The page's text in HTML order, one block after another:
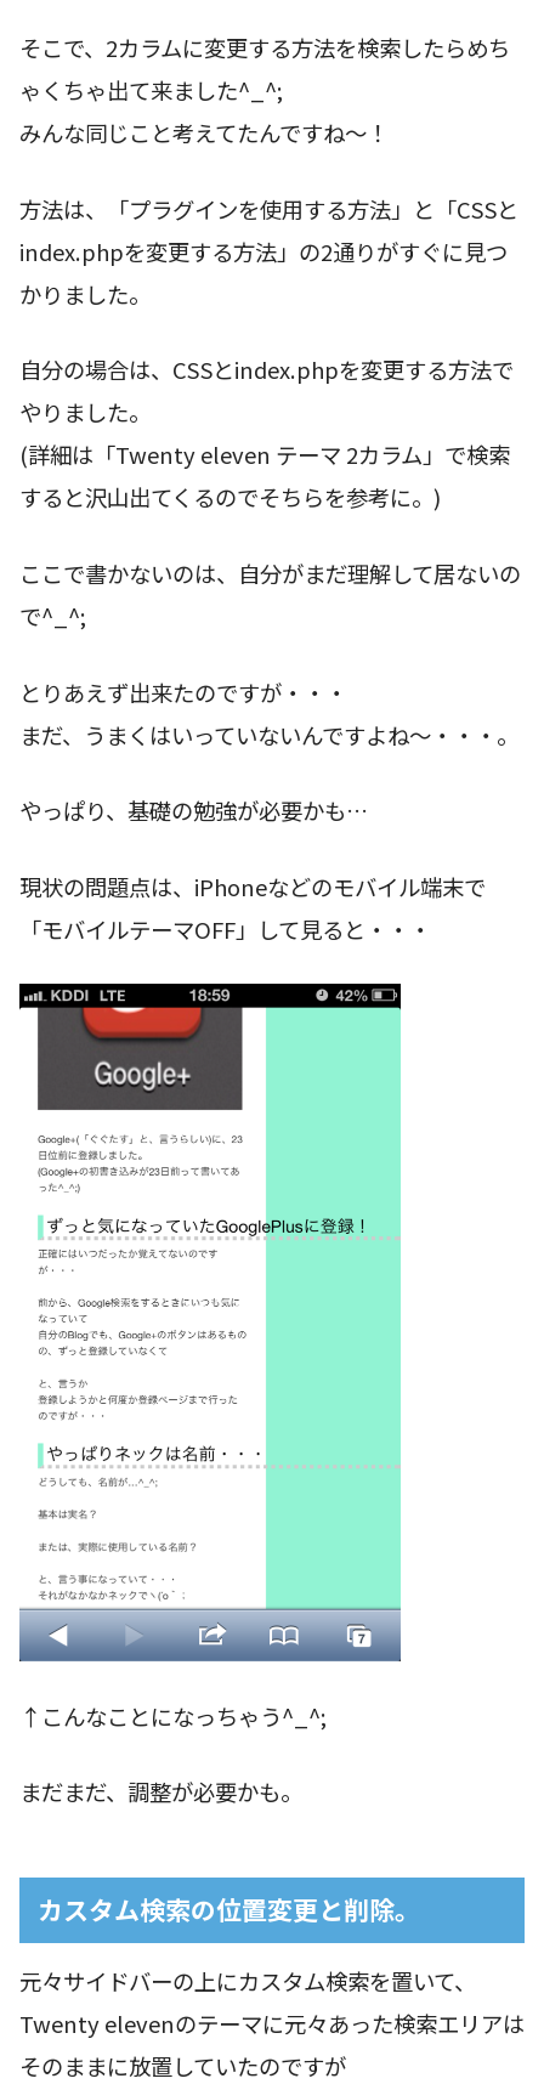
そこで、2カラムに変更する方法を検索したらめち
ゃくちゃ出て来ました^_^;
みんな同じこと考えてたんですね〜！
方法は、「プラグインを使用する方法」と「CSSと
index.phpを変更する方法」の2通りがすぐに見つ
かりました。
自分の場合は、CSSとindex.phpを変更する方法で
やりました。
(詳細は「Twenty eleven テーマ 2カラム」で検索
すると沢山出てくるのでそちらを参考に。)
ここで書かないのは、自分がまだ理解して居ないの
で^_^;
とりあえず出来たのですが・・・
まだ、うまくはいっていないんですよね〜・・・。
やっぱり、基礎の勉強が必要かも…
現状の問題点は、iPhoneなどのモバイル端末で
「モバイルテーマOFF」して見ると・・・
↑こんなことになっちゃう^_^;
まだまだ、調整が必要かも。
カスタム検索の位置変更と削除。
元々サイドバーの上にカスタム検索を置いて、
Twenty elevenのテーマに元々あった検索エリアは
そのままに放置していたのですが